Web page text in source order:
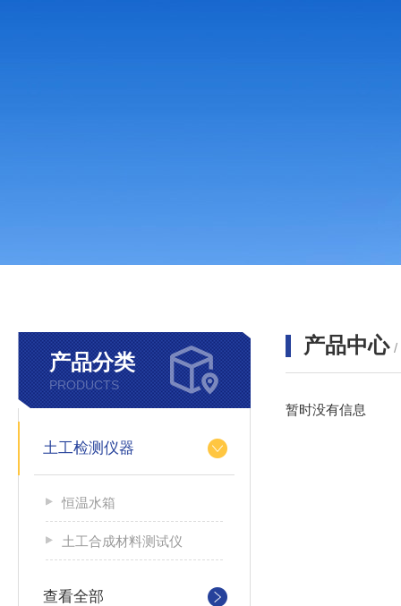
产品分类
PRODUCTS
土工检测仪器
恒温水箱
土工合成材料测试仪
查看全部
产品中心 /
暂时没有信息